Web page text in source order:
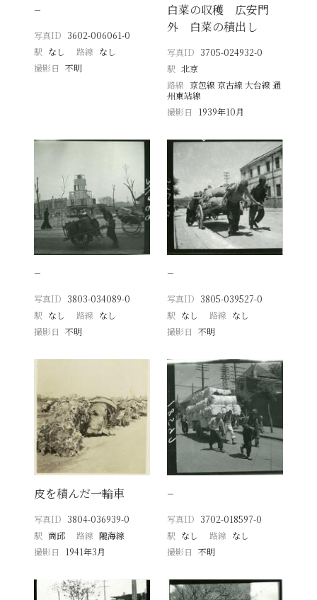
−
写真ID 3602-006061-0
駅 なし 路線 なし
撮影日
不明
白菜の収穫 広安門
外 白菜の積出し
写真ID 3705-024932-0
駅 北京
路線 京包線 京古線 大台線 通
州東站線
撮影日
1939年10月
−
写真ID 3803-034089-0
駅 なし 路線 なし
撮影日
不明
−
写真ID 3805-039527-0
駅 なし 路線 なし
撮影日 不明
皮を積んだ一輪車
写真ID 3804-036939-0
駅 商邱 路線 隴海線
撮影日
1941年3月
−
写真ID 3702-018597-0
駅 なし 路線 なし
撮影日 不明